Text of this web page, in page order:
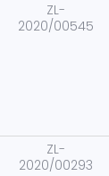
ZL-
2020/00545
ZL-
2020/00293